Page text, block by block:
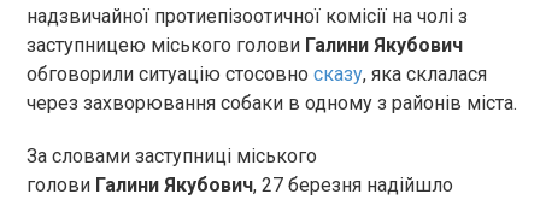
надзвичайної протиепізоотичної комісії на чолі з
заступницею міського голови Галини Якубович
обговорили ситуацію стосовно сказу, яка склалася
через захворювання собаки в одному з районів міста.
За словами заступниці міського
голови Галини Якубович, 27 березня надійшло